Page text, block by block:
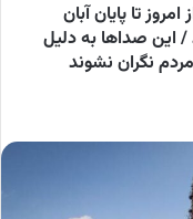
تا پایان آبان
صدا‌ها به دلیل
نگران نشوند